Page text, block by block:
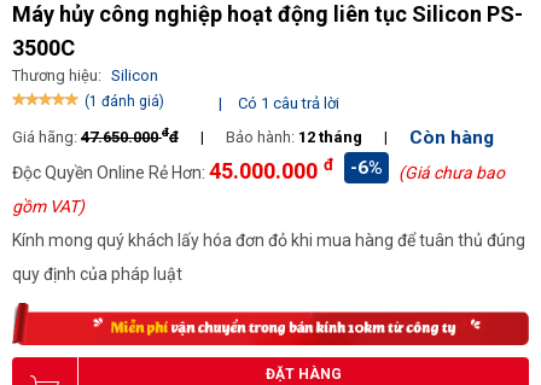
Máy hủy công nghiệp hoạt động liên tục Silicon PS-
3500C
Thương hiệu: Silicon
(1 đánh giá) |
Có 1 câu trả lời
Giá hãng: 47.650.000đđ | Bảo hành: 12 tháng | Còn hàng
Độc Quyền Online Rẻ Hơn: 45.000.000 đ -6%
(Giá chưa bao
gồm VAT)
Kính mong quý khách lấy hóa đơn đỏ khi mua hàng để tuân thủ đúng
quy định của pháp luật
ĐẶT HÀNG